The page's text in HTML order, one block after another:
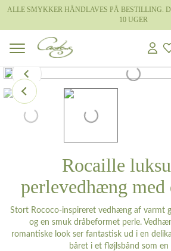
ALLE SMYKKER HÅNDLAVES PÅ BESTILLING.
10 UGER
Rocaille
perlevedhæng med
Stort Rococo-inspireret vedhæng af varmt
og en smuk dråbeformet perle.
romantiske look ser fantastisk ud i en
båret i et fløjlsbånd som en